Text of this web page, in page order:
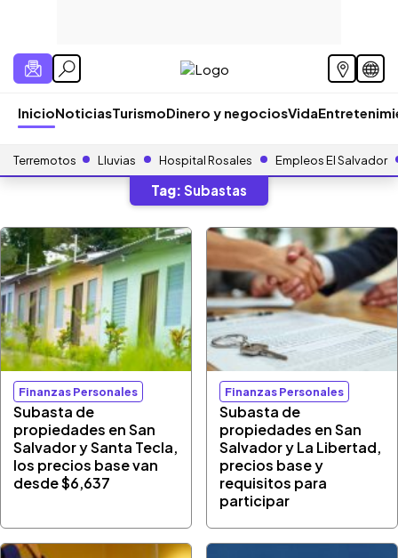
InicioNoticiasTurismoDinero y negociosVida
Terremotos Lluvias Hospital Rosales Empleos El Salvador
Tag: Subastas
Finanzas Personales
Subasta de
propiedades en San
Salvador y Santa Tecla,
los precios base van
desde $6,637
Finanzas Personales
Subasta de
propiedades en San
Salvador y La Libertad,
precios base y
requisitos para
participar